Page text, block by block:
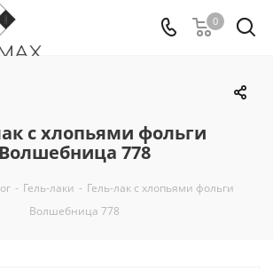
0
с хлопьями фольги
Волшебница 778
- Гель-лаки - Гель-лак с хлопьями фольги
Волшебница 778